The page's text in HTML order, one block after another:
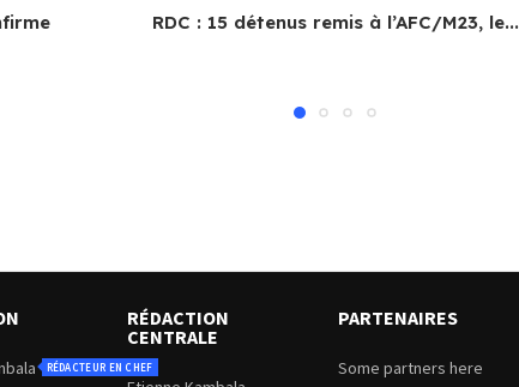
RDC : 15 détenus remis à l’AFC/M23, le...
RÉDACTEUR EN CHEF
RÉDACTION
CENTRALE
PARTENAIRES
Some partners here